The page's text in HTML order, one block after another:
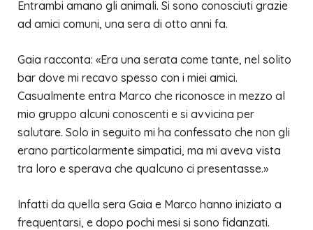
Entrambi amano gli animali. Si sono conosciuti grazie
ad amici comuni, una sera di otto anni fa.
Gaia racconta: «Era una serata come tante, nel solito
bar dove mi recavo spesso con i miei amici.
Casualmente entra Marco che riconosce in mezzo al
mio gruppo alcuni conoscenti e si avvicina per
salutare. Solo in seguito mi ha confessato che non gli
erano particolarmente simpatici, ma mi aveva vista
tra loro e sperava che qualcuno ci presentasse.»
Infatti da quella sera Gaia e Marco hanno iniziato a
frequentarsi, e dopo pochi mesi si sono fidanzati.